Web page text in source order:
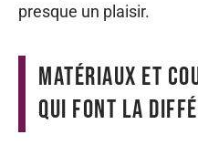
presque un plaisir.
Matériaux et
qui font la